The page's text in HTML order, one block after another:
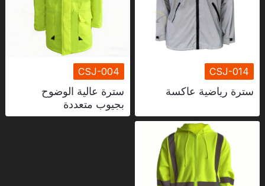
CSJ-014
سترة رياضية عاكسة
CSJ-004
سترة عالية الوضوح
بجيوب متعددة